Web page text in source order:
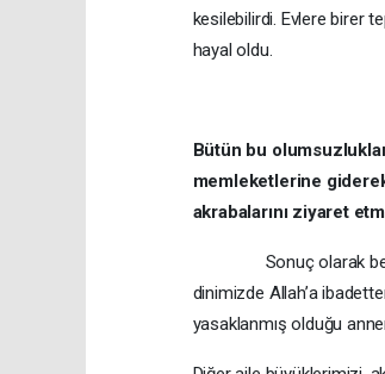
kesilebilirdi. Evlere birer
hayal oldu.
Bütün bu
memleketlerine
akrabalarını ziyaret
Sonuç olarak
dinimizde Allah’a
yasaklanmış olduğu